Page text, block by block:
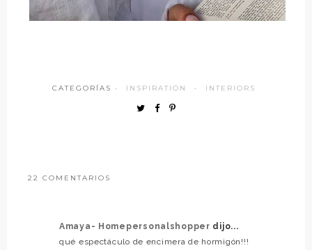
CATEGORÍAS · INSPIRATION · INTERIORS
22 COMENTARIOS
Amaya- Homepersonalshopper dijo...
qué espectáculo de encimera de hormigón!!!